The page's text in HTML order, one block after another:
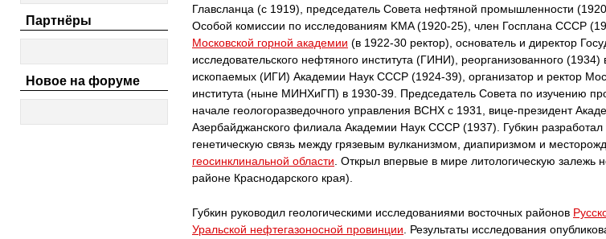
Партнёры
Новое на форуме
Главсланца (с 1919), председатель Совета нефтяной промышленности
Особой комиссии по исследованиям KMA (1920-25), член Госплана CCCP
Московской горной академии (в 1922-30 ректор), основатель и директор
исследовательского нефтяного института (ГИНИ), реорганизованного (1934)
ископаемых (ИГИ) Академии Наук CCCP (1924-39), организатор и ректор
института (ныне МИНХиГП) в 1930-39. Председатель Совета по изучению
начале геологоразведочного управления BCHX с 1931, вице-президент
Азербайджанского филиала Академии Наук CCCP (1937). Губкин разработал
генетическую связь между грязевым вулканизмом, диапиризмом и
геосинклинальной области . Открыл впервые в мире литологическую
районе Краснодарского края).
Губкин руководил геологическими исследованиями восточных районов
Уральской нефтегазоносной провинции . Результаты исследования